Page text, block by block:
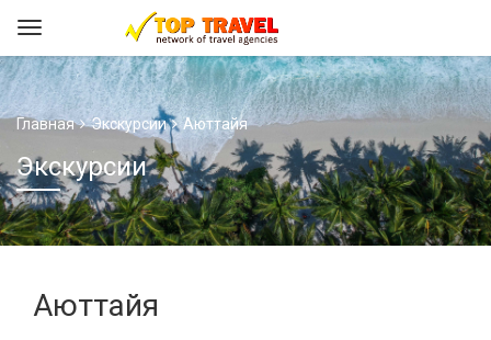
Главная Экскурсии Аюттайя
Экскурсии
Аюттайя